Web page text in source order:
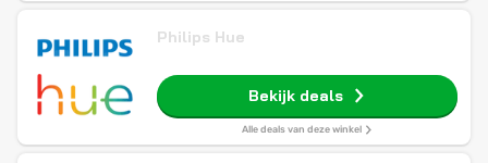
Philips Hue
Bekijk deals
Alle deals van deze winkel